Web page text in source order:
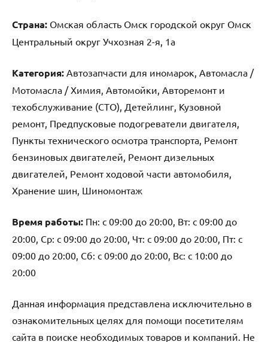
Страна: Омская область Омск городской округ Омск
Центральный округ Учхозная 2-я, 1а
Категория: Автозапчасти для иномарок, Автомасла /
Мотомасла / Химия, Автомойки, Авторемонт и
техобслуживание (СТО), Детейлинг, Кузовной
ремонт, Предпусковые подогреватели двигателя,
Пункты технического осмотра транспорта, Ремонт
бензиновых двигателей, Ремонт дизельных
двигателей, Ремонт ходовой части автомобиля,
Хранение шин, Шиномонтаж
Время работы: Пн: с 09:00 до 20:00, Вт: с 09:00 до
20:00, Ср: с 09:00 до 20:00, Чт: с 09:00 до 20:00, Пт: с
09:00 до 20:00, Сб: с 09:00 до 20:00, Вс: с 10:00 до
20:00
Данная информация представлена исключительно в
ознакомительных целях для помощи посетителям
сайта в поиске необходимых товаров и компаний. Не